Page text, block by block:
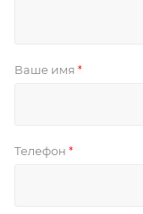
Ваше имя *
Телефон *